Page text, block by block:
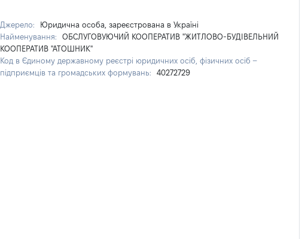
Джерело:
Юридична особа, зареєстрована в Україні
Найменування:
ОБСЛУГОВУЮЧИЙ КООПЕРАТИВ "ЖИТЛОВО-БУДІВЕЛЬНИЙ
КООПЕРАТИВ "АТОШНИК"
Код в Єдиному державному реєстрі юридичних осіб, фізичних осіб –
підприємців та громадських формувань:
40272729